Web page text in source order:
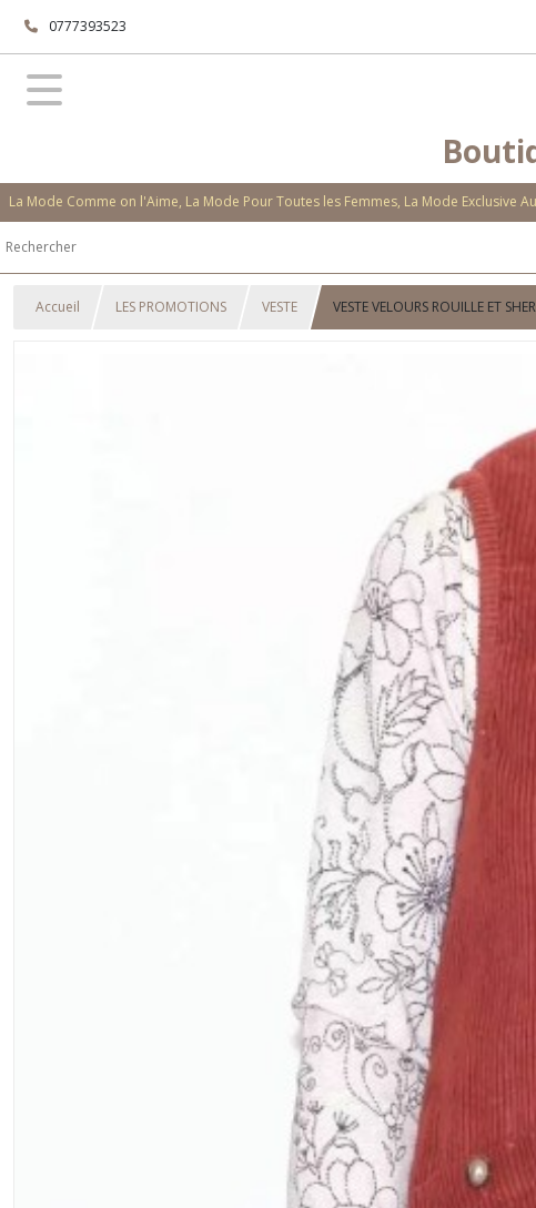
0777393523
La Mode Comme on l'Aime, La Mode Pour Toutes les Femmes, La Mode Exclusive
Accueil LES PROMOTIONS VESTE VESTE VELOURS ROUILLE ET